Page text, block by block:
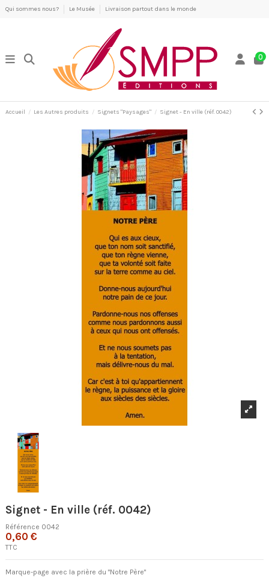
Qui sommes nous? Le Musée Livraison partout dans le monde
0
Accueil Les Autres produits Signets "Paysages" Signet - En ville (réf. 0042)
Signet - En ville (réf. 0042)
Référence 0042
0,60 €
TTC
Marque-page avec la prière du "Notre Père"